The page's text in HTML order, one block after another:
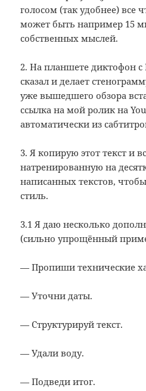
голосом (так удобнее) все
может быть например 15
собственных мыслей.
2. На планшете диктофон с
сказал и делает
уже вышедшего обзора
ссылка на мой ролик на
автоматически из
3. Я копирую этот текст и
натренированную на
написанных текстов,
стиль.
3.1 Я даю несколько
(сильно упрощённый
— Пропиши технические
— Уточни даты.
— Структурируй текст.
— Удали воду.
— Подведи итог.